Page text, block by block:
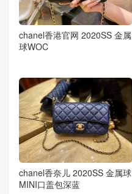
chanel香港官网 2020SS 金属
球WOC
chanel香奈儿 2020SS 金属球
MINI口盖包深蓝